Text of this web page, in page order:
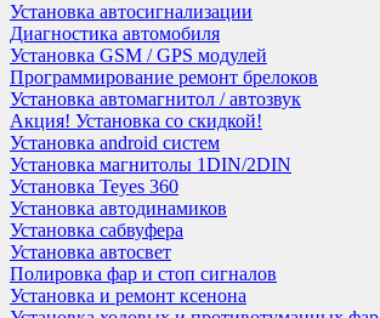
Установка автосигнализации
Диагностика автомобиля
Установка GSM / GPS модулей
Программирование ремонт брелоков
Установка автомагнитол / автозвук
Акция! Установка со скидкой!
Установка android систем
Установка магнитолы 1DIN/2DIN
Установка Teyes 360
Установка автодинамиков
Установка сабвуфера
Установка автосвет
Полировка фар и стоп сигналов
Установка и ремонт ксенона